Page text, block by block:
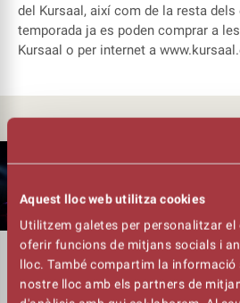
Aquest lloc web utilitza cookies
Utilitzem galetes per personalitzar
oferir funcions de mitjans socials i
lloc. També compartim la informació
nostre lloc amb els partners de
del Kursaal, així com de la resta
temporada ja es poden comprar a
Kursaal o per internet a
28/07/26
KURSAAL OBRE
CURS 2026-27,
ANUAL DE
NOVETAT
Les inscripcions per al curs 2026/2027